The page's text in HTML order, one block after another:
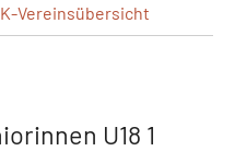
Vereinsübersicht
U18 1